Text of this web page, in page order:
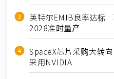
英特尔EMIB良率达标
2028准时量产
SpaceX芯片采购大转
采用NVIDIA